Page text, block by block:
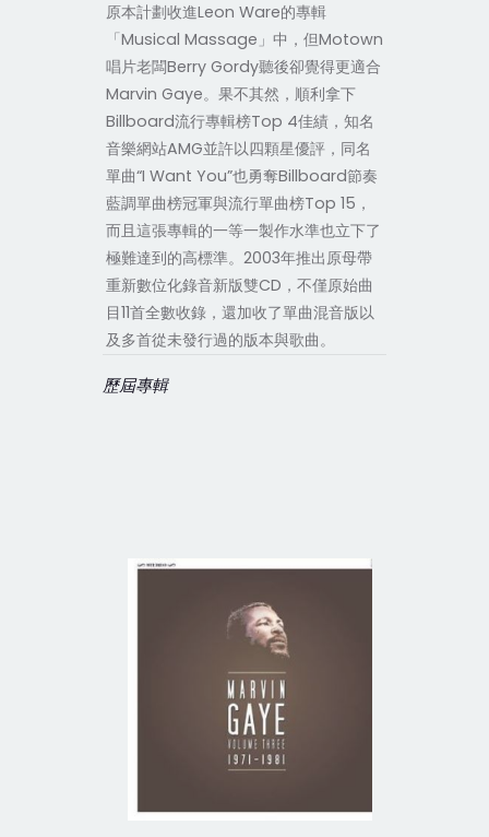
原本計劃收進Leon Ware的專輯
「Musical Massage」中，但Motown
唱片老闆Berry Gordy聽後卻覺得更適合
Marvin Gaye。果不其然，順利拿下
Billboard流行專輯榜Top 4佳績，知名
音樂網站AMG並許以四顆星優評，同名
單曲“I Want You”也勇奪Billboard節奏
藍調單曲榜冠軍與流行單曲榜Top 15，
而且這張專輯的一等一製作水準也立下了
極難達到的高標準。2003年推出原母帶
重新數位化錄音新版雙CD，不僅原始曲
目11首全數收錄，還加收了單曲混音版以
及多首從未發行過的版本與歌曲。
歷屆專輯